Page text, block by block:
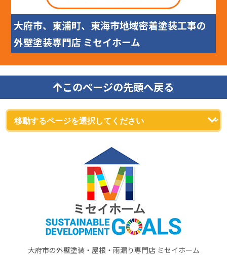
大府市、東浦町、東海市地域密着塗装工事の
外壁塗装専門店 ミセイホーム
このページの先頭へ戻る
大府市の外壁塗装・屋根・雨漏り専門店 ミセイホーム